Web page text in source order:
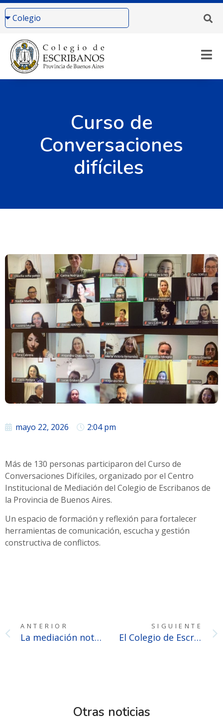
Curso de
Conversaciones
difíciles
mayo 22, 2026 2:04 pm
Más de 130 personas participaron del Curso de
Conversaciones Difíciles, organizado por el Centro
Institucional de Mediación del Colegio de Escribanos de
la Provincia de Buenos Aires.
Un espacio de formación y reflexión para fortalecer
herramientas de comunicación, escucha y gestión
constructiva de conflictos.
ANTERIOR
La mediación notarial como puente para pacificar sociedades
SIGUIENTE
El Colegio de Escribanos advierte sobre posibles maniobras de estafa telefónica
Otras noticias